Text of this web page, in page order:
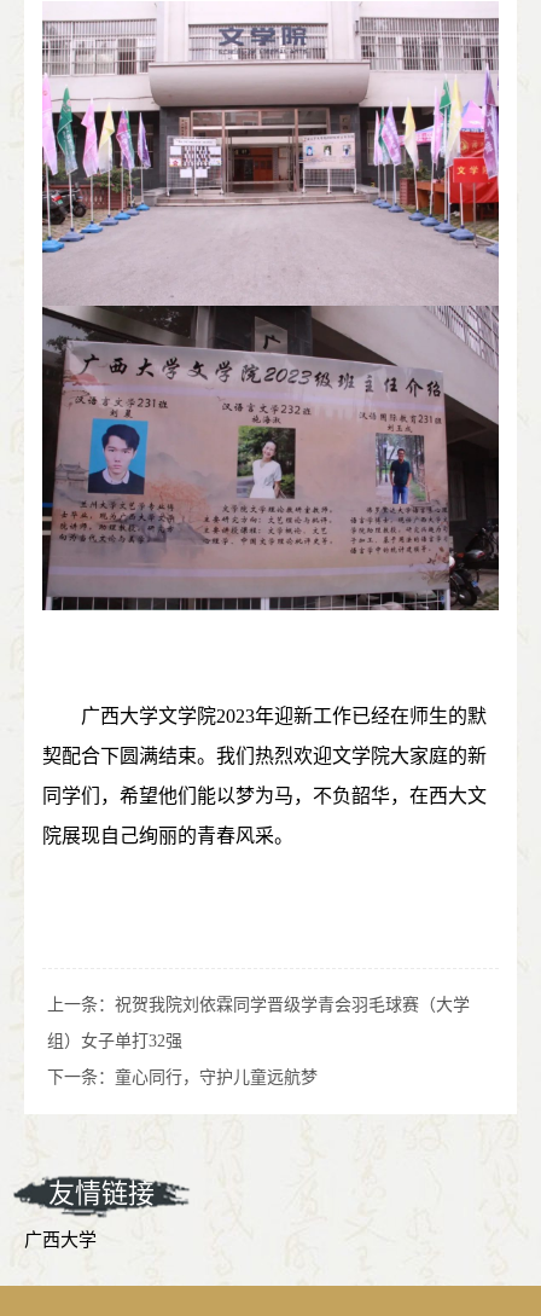
广西大学文学院2023年迎新工作已经在师生的默
契配合下圆满结束。我们热烈欢迎文学院大家庭的新
同学们，希望他们能以梦为马，不负韶华，在西大文
院展现自己绚丽的青春风采。
上一条： 祝贺我院刘依霖同学晋级学青会羽毛球赛（大学
组）女子单打32强
下一条： 童心同行，守护儿童远航梦
友情链接
广西大学